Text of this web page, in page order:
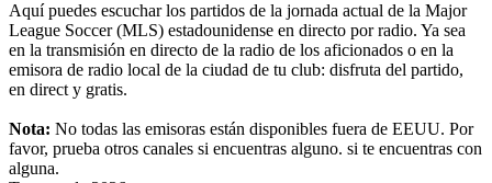
Aquí puedes escuchar los partidos de la jornada actual de la Major
League Soccer (MLS) estadounidense en directo por radio. Ya sea
en la transmisión en directo de la radio de los aficionados o en la
emisora de radio local de la ciudad de tu club: disfruta del partido,
en direct y gratis.
Nota: No todas las emisoras están disponibles fuera de EEUU. Por
favor, prueba otros canales si encuentras alguno. si te encuentras con
alguna.